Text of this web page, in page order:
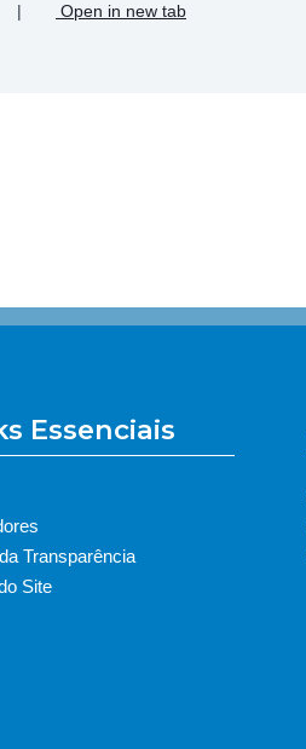
| Open in new tab
Essenciais
Transparência
Site